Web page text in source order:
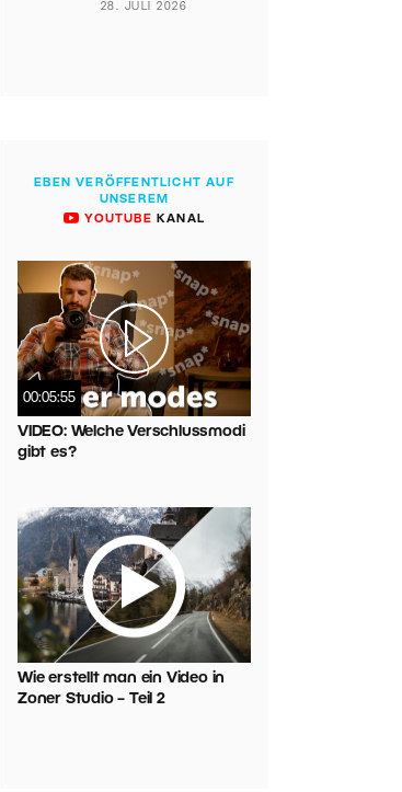
28. JULI 2026
EBEN VERÖFFENTLICHT AUF
UNSEREM
YOUTUBE KANAL
00:05:55
VIDEO: Welche Verschlussmodi
gibt es?
Wie erstellt man ein Video in
Zoner Studio – Teil 2